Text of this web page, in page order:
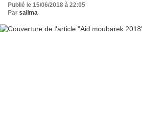
Publié le 15/06/2018 à 22:05
Par salima